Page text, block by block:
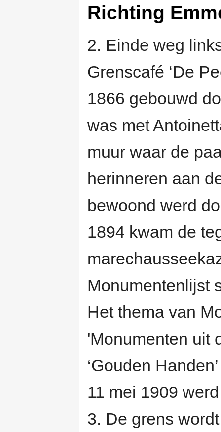
Richting
2. Einde weg
Grenscafé ‘De
1866 gebouwd
was met
muur waar de
herinneren aan
bewoond werd
1894 kwam de
Monumentenlijst
Het thema van
'Monumenten uit
‘Gouden
11 mei 1909
3. De grens